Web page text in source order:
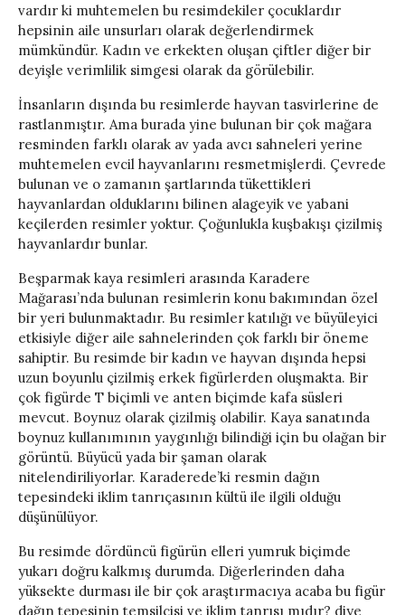
vardır ki muhtemelen bu resimdekiler çocuklardır
hepsinin aile unsurları olarak değerlendirmek
mümkündür. Kadın ve erkekten oluşan çiftler diğer bir
deyişle verimlilik simgesi olarak da görülebilir.
İnsanların dışında bu resimlerde hayvan tasvirlerine de
rastlanmıştır. Ama burada yine bulunan bir çok mağara
resminden farklı olarak av yada avcı sahneleri yerine
muhtemelen evcil hayvanlarını resmetmişlerdi. Çevrede
bulunan ve o zamanın şartlarında tükettikleri
hayvanlardan olduklarını bilinen alageyik ve yabani
keçilerden resimler yoktur. Çoğunlukla kuşbakışı çizilmiş
hayvanlardır bunlar.
Beşparmak kaya resimleri arasında Karadere
Mağarası’nda bulunan resimlerin konu bakımından özel
bir yeri bulunmaktadır. Bu resimler katılığı ve büyüleyici
etkisiyle diğer aile sahnelerinden çok farklı bir öneme
sahiptir. Bu resimde bir kadın ve hayvan dışında hepsi
uzun boyunlu çizilmiş erkek figürlerden oluşmakta. Bir
çok figürde T biçimli ve anten biçimde kafa süsleri
mevcut. Boynuz olarak çizilmiş olabilir. Kaya sanatında
boynuz kullanımının yaygınlığı bilindiği için bu olağan bir
görüntü. Büyücü yada bir şaman olarak
nitelendiriliyorlar. Karaderede’ki resmin dağın
tepesindeki iklim tanrıçasının kültü ile ilgili olduğu
düşünülüyor.
Bu resimde dördüncü figürün elleri yumruk biçimde
yukarı doğru kalkmış durumda. Diğerlerinden daha
yüksekte durması ile bir çok araştırmacıya acaba bu figür
dağın tepesinin temsilcisi ve iklim tanrısı mıdır? diye